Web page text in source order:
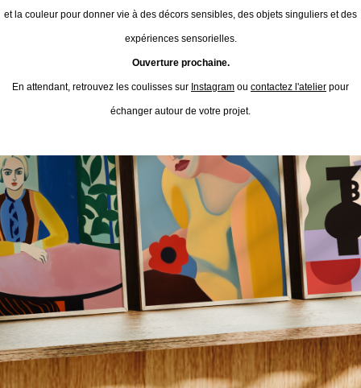
et la couleur pour donner vie à des décors sensibles, des objets singuliers et des
expériences sensorielles.
Ouverture prochaine.
En attendant, retrouvez les coulisses sur Instagram ou contactez l'atelier pour
échanger autour de votre projet.